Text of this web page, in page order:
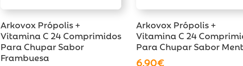
Arkovox Própolis +
Vitamina C 24 Comprimidos
Para Chupar Sabor
Frambuesa
Arkovox Própolis +
Vitamina C 24
Para Chupar Sabor
6,90€